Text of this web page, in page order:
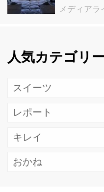
メディア
人気カテゴリ
スイーツ
レポート
キレイ
おかね